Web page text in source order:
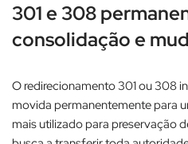
301 e 308
consolidação e
O redirecionamento 301 ou 308
movida permanentemente para
mais utilizado para preservação